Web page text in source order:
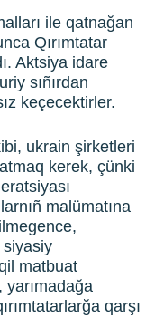
ile qatnağan
Qırımtatar
Aktsiya idare
sıñırdan
keçecektirler.
ukrain şirketleri
kerek, çünki
malümatına
siyasiy
matbuat
yarımadağa
qarşı